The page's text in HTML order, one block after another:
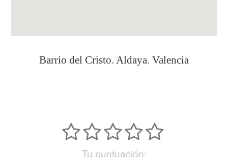
Barrio del Cristo. Aldaya. Valencia
Tu puntuación: